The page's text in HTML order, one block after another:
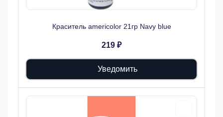
Краситель americolor 21гр Navy blue
219 ₽
Уведомить